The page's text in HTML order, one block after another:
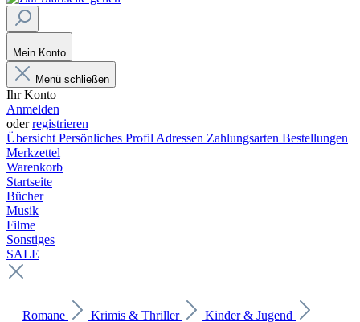
Mein Konto
Menü schließen
Ihr Konto
Anmelden
oderregistrieren
Übersicht Persönliches Profil Adressen Zahlungsarten Bestellungen
Merkzettel
Warenkorb
Startseite
Bücher
Musik
Filme
Sonstiges
SALE
Romane Krimis & Thriller
Kinder & Jugend